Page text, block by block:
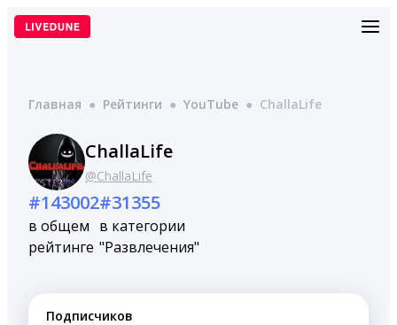
Перейти
Главная ● Рейтинги ● YouTube ● ChallaLife
ChallaLife
@ChallaLife
#143002
в общем
рейтинге
#31355
в категории
"Развлечения"
Подписчиков